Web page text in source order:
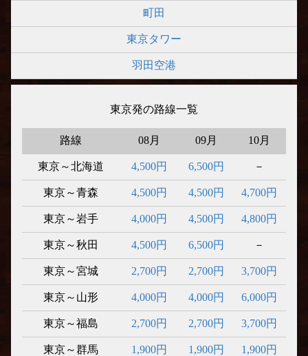
町田
東京タワー
羽田空港
東京発の路線一覧
路線 08月 09月 10月
東京～北海道 4,500円 6,500円 －
東京～青森 4,500円 4,500円 4,700円
東京～岩手 4,000円 4,500円 4,800円
東京～秋田 4,500円 6,500円 －
東京～宮城 2,700円 2,700円 3,700円
東京～山形 4,000円 4,000円 6,000円
東京～福島 2,700円 2,700円 3,700円
東京～群馬 1,900円 1,900円 1,900円